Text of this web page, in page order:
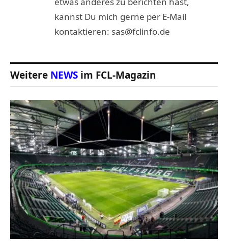
kannst Du mich gerne per E-Mail
kontaktieren: sas@fclinfo.de
Weitere NEWS im FCL-Magazin